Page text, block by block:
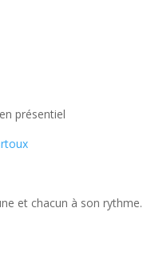
présentiel
et chacun à son rythme.